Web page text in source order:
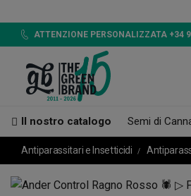
ATTENZIONE PERSONALIZZATA +34
Il nostro catalogo Semi di
Antiparassitari e Insetticidi